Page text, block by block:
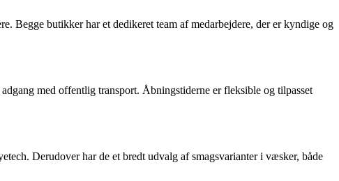
Begge butikker har et dedikeret team af medarbejdere, der er kyndige og
med offentlig transport. Åbningstiderne er fleksible og tilpasset
Derudover har de et bredt udvalg af smagsvarianter i væsker, både